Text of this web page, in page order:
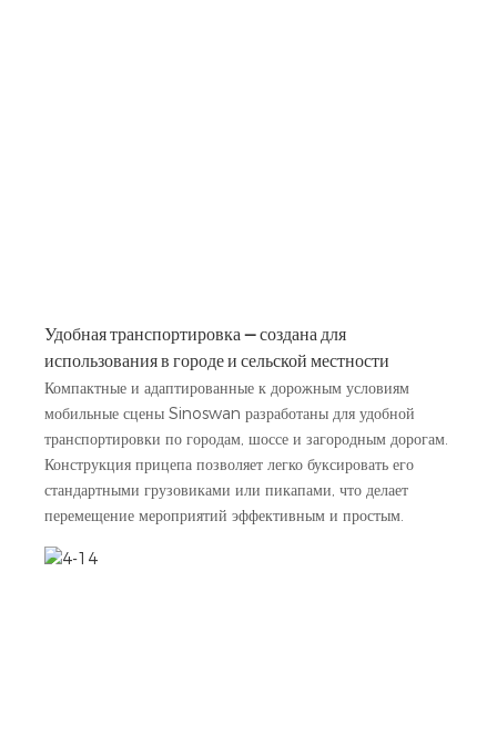
Удобная транспортировка — создана для
использования в городе и сельской местности
Компактные и адаптированные к дорожным условиям
мобильные сцены Sinoswan разработаны для удобной
транспортировки по городам, шоссе и загородным дорогам.
Конструкция прицепа позволяет легко буксировать его
стандартными грузовиками или пикапами, что делает
перемещение мероприятий эффективным и простым.